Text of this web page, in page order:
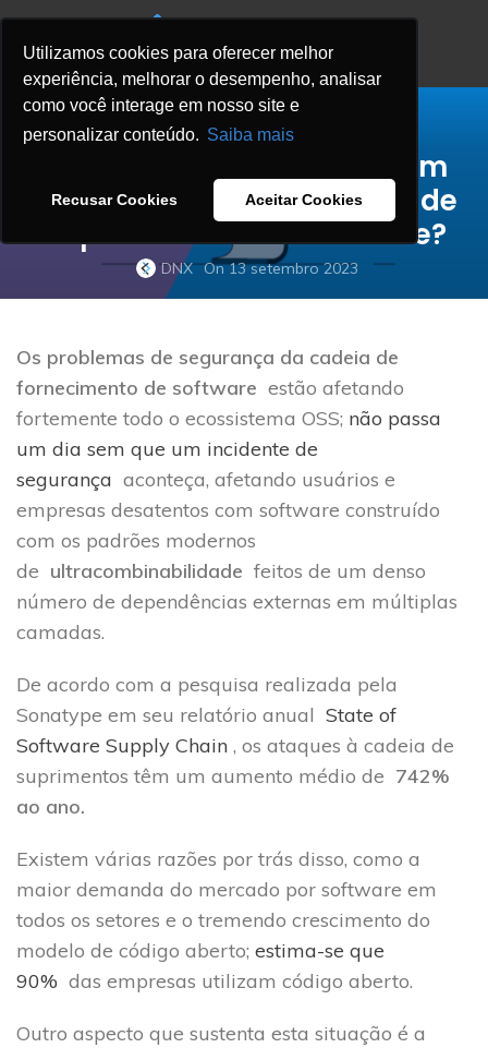
Utilizamos cookies para oferecer melhor
experiência, melhorar o desempenho, analisar
como você interage em nosso site e
personalizar conteúdo. Saiba mais
Recusar Cookies Aceitar Cookies
Chegamos a um ponto sem
retorno no gerenciamento de
dependências de software?
DNX On 13 setembro 2023
Os problemas de segurança da cadeia de
fornecimento de software estão afetando
fortemente todo o ecossistema OSS; não passa
um dia sem que um incidente de
segurança aconteça, afetando usuários e
empresas desatentos com software construído
com os padrões modernos
de ultracombinabilidade feitos de um denso
número de dependências externas em múltiplas
camadas.
De acordo com a pesquisa realizada pela
Sonatype em seu relatório anual State of
Software Supply Chain , os ataques à cadeia de
suprimentos têm um aumento médio de 742%
ao ano.
Existem várias razões por trás disso, como a
maior demanda do mercado por software em
todos os setores e o tremendo crescimento do
modelo de código aberto; estima-se que
90% das empresas utilizam código aberto.
Outro aspecto que sustenta esta situação é a